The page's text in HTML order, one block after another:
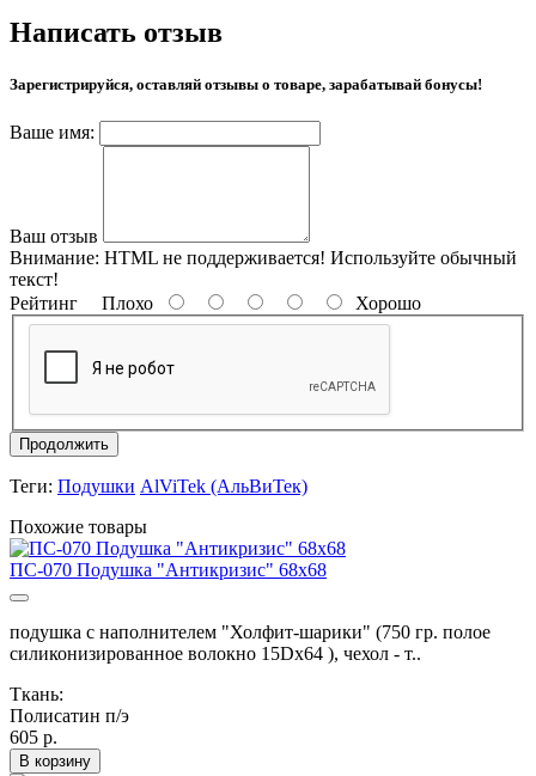
Написать отзыв
Зарегистрируйся, оставляй отзывы о товаре, зарабатывай бонусы!
Ваше имя:
Ваш отзыв
Внимание: HTML не поддерживается! Используйте обычный
текст!
Рейтинг Плохо Хорошо
Продолжить
Теги: Подушки AlViTek (АльВиТек)
Похожие товары
ПС-070 Подушка "Антикризис" 68х68
подушка с наполнителем "Холфит-шарики" (750 гр. полое
силиконизированное волокно 15Dx64 ), чехол - т..
Ткань:
Полисатин п/э
605 р.
В корзину